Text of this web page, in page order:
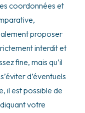
coordonnées et
proposer
interdit et
fine, mais qu’il
d’éventuels
il est possible de
votre